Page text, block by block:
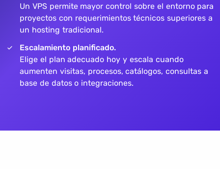
Un VPS permite mayor control sobre el entorno para
proyectos con requerimientos técnicos superiores a
un hosting tradicional.
Escalamiento planificado.
Elige el plan adecuado hoy y escala cuando
aumenten visitas, procesos, catálogos, consultas a
base de datos o integraciones.